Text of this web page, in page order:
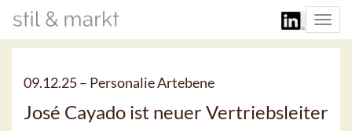
09.12.25 – Personalie Artebene
José Cayado ist neuer Vertriebsleiter